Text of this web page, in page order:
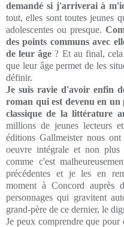
demandé si j'arriverai à
tout, elles sont toutes jeunes
adolescentes ou presque.
des points communs avec
de leur âge ? Et au final, cela
que leur âge permet de les
définir.
Je suis ravie d'avoir enfin
roman qui est devenu en un
classique de la littérature
millions de jeunes lecteurs
éditions Gallmeister nous
oeuvre intégrale et non
comme c'est
précédentes et je les en
moment à Concord auprès
personnages qui gravitent
grand-père de ce dernier, le
Je peux comprendre que